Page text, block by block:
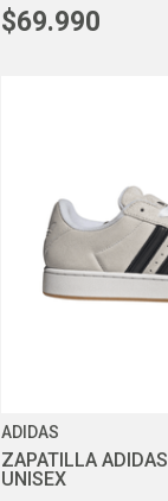
$69.990
ADIDAS
ZAPATILLA
UNISEX